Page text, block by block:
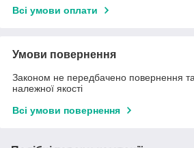
Всі умови оплати
Умови повернення
Законом не передбачено повернення
належної якості
Всі умови повернення